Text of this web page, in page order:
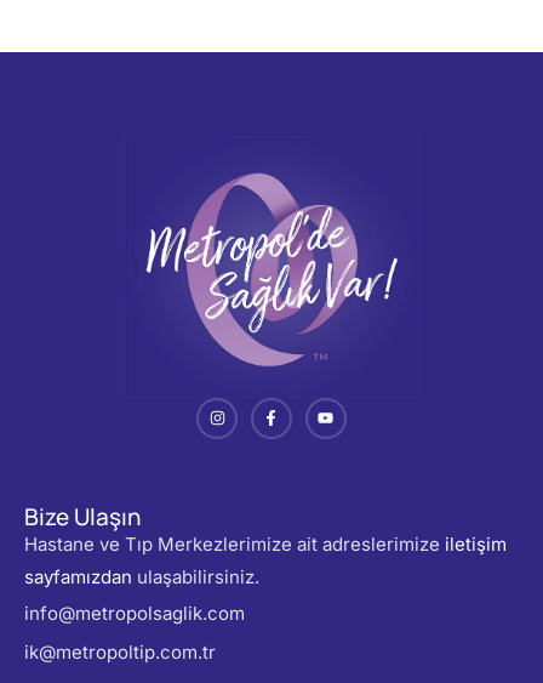
Bize Ulaşın
Hastane ve Tıp Merkezlerimize ait adreslerimize iletişim
sayfamızdan ulaşabilirsiniz.
info@metropolsaglik.com
ik@metropoltip.com.tr